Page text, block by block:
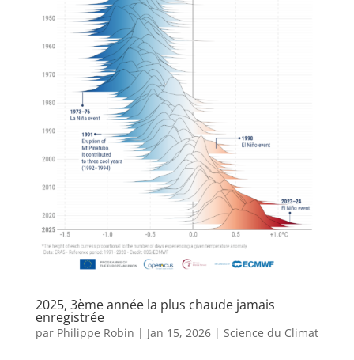
2025, 3ème année la plus chaude jamais
enregistrée
par Philippe Robin | Jan 15, 2026| Science du Climat